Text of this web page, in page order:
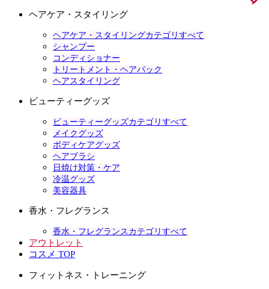
ヘアケア・スタイリング
ヘアケア・スタイリングカテゴリすべて
シャンプー
コンディショナー
トリートメント・ヘアパック
ヘアスタイリング
ビューティーグッズ
ビューティーグッズカテゴリすべて
メイクグッズ
ボディケアグッズ
ヘアブラシ
日焼け対策・ケア
冷温グッズ
美容器具
香水・フレグランス
香水・フレグランスカテゴリすべて
アウトレット
コスメ TOP
フィットネス・トレーニング